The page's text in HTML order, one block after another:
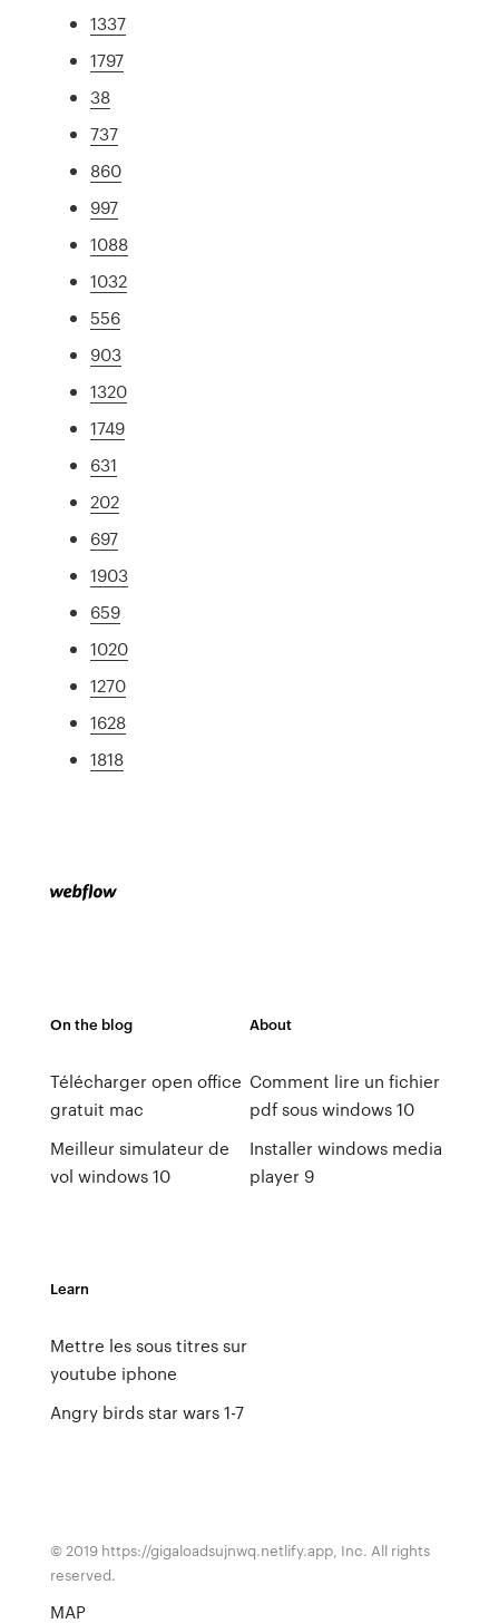
1337
1797
38
737
860
997
1088
1032
556
903
1320
1749
631
202
697
1903
659
1020
1270
1628
1818
On the blog
Télécharger open office
gratuit mac
Meilleur simulateur de
vol windows 10
About
Comment lire un fichier
pdf sous windows 10
Installer windows media
player 9
Learn
Mettre les sous titres sur
youtube iphone
Angry birds star wars 1-7
© 2019 https://gigaloadsujnwq.netlify.app, Inc. All rights
reserved.
MAP